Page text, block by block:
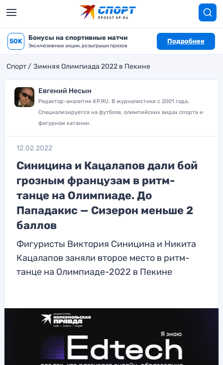
50K Бонусы на спортивные матчи
Эксклюзивные акции, розыгрыши призов
Подробнее
Спорт Зимняя Олимпиада 2022 в Пекине
Евгений Несын
Редактор-аналитик KP.RU. В журналистике с 2001 года.
Специализируется на футболе, олимпийских видах спорта и
фигурном катании.
12.02.2022
Синицина и Кацалапов дали бой
грозным французам в ритм-
танце на Олимпиаде. До
Пападакис — Сизерон меньше 2
баллов
Фигуристы Виктория Синицина и Никита
Кацалапов заняли второе место в ритм-
танце на Олимпиаде-2022 в Пекине